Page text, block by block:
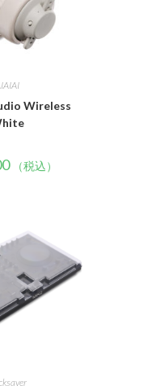
Wireless
（税込）